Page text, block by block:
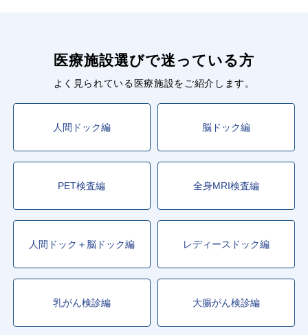
専門医対応
食事・食事券付
法定健診対応
午前開始
午後開始 時間指定可
胃がん検査選択
胃カメラ（胃内視鏡）
大腸カメラ（大腸内視鏡）
マンモグラフィー
腰部レントゲン
頸動脈エコー
甲状腺エコー
乳腺エコー 心臓エコー
腹部エコー
頭部MRI
頭部MRA 頸部MRA
頸部MRI
乳房MRI
心臓MRI
胸部MRI
医療施設選びで迷っている方
よく見られている医療施設をご紹介します。
人間ドック編 脳ドック編
PET検査編 全身MRI検査編
人間ドック＋脳ドック編 レディースドック編
乳がん検診編 大腸がん検診編